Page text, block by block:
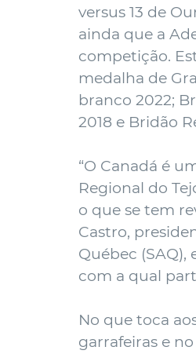
versus 13 de
ainda que a
competição.
medalha de
branco 2022;
2018 e Bridão
“O Canadá é
Regional do
o que se tem
Castro,
Québec
com a qual
No que toca
garrafeiras e